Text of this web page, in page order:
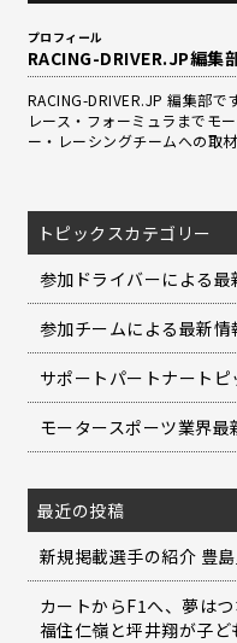
プロフィール
RACING-DRIVER.JP編集
RACING-DRIVER.JP 編集部
レース・フォーミュラまでモ
ー・レーシングチームへの取
トピックスカテゴリー
参加ドライバーによる最
参加チームによる最新情
サポートパートナートピ
モータースポーツ業界最
最近の投稿
新規掲載選手の紹介 豊
カートからF1へ、夢は
福住仁嶺と坪井翔が子